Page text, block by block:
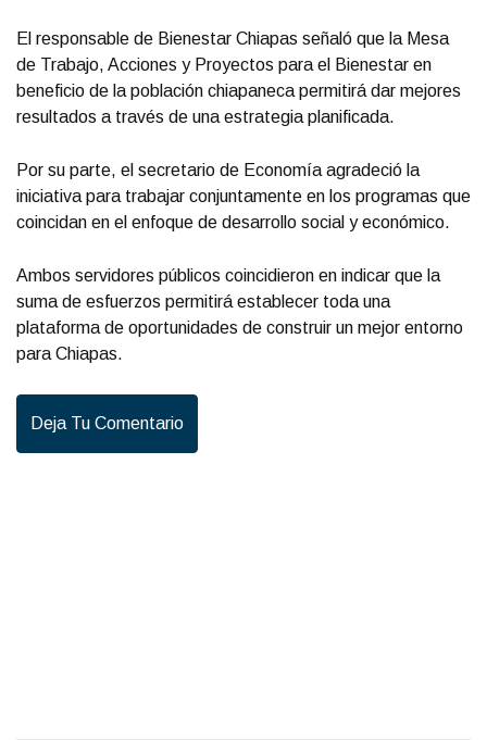
El responsable de Bienestar Chiapas señaló que la Mesa
de Trabajo, Acciones y Proyectos para el Bienestar en
beneficio de la población chiapaneca permitirá dar mejores
resultados a través de una estrategia planificada.
Por su parte, el secretario de Economía agradeció la
iniciativa para trabajar conjuntamente en los programas que
coincidan en el enfoque de desarrollo social y económico.
Ambos servidores públicos coincidieron en indicar que la
suma de esfuerzos permitirá establecer toda una
plataforma de oportunidades de construir un mejor entorno
para Chiapas.
Deja Tu Comentario